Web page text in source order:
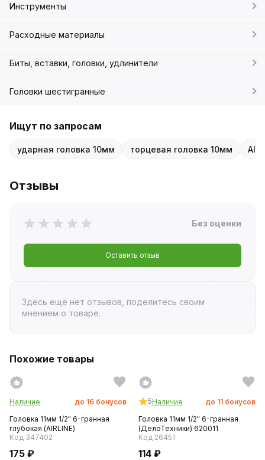
Инструменты
Расходные материалы
Биты, вставки, головки, удлинители
Головки шестигранные
Ищут по запросам
ударная головка 10мм торцевая головка 10мм
Отзывы
Без оценки
Оставить отзыв
Здесь ещё нет отзывов, поделитесь своим
мнением о товаре.
Похожие товары
Наличие до 16 бонусов
Головка 11мм 1/2" 6-гранная
глубокая (AIRLINE)
Код 347402
175 ₽
5Наличие до 11 бонусов
Головка 11мм 1/2" 6-гранная
(ДелоТехники) 620011
Код 26451
114 ₽